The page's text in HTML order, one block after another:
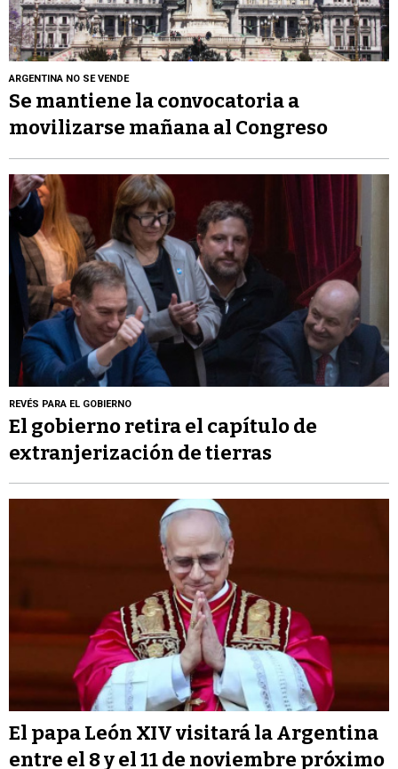
ARGENTINA NO SE VENDE
Se mantiene la convocatoria a
movilizarse mañana al Congreso
REVÉS PARA EL GOBIERNO
El gobierno retira el capítulo de
extranjerización de tierras
El papa León XIV visitará la Argentina
entre el 8 y el 11 de noviembre próximo